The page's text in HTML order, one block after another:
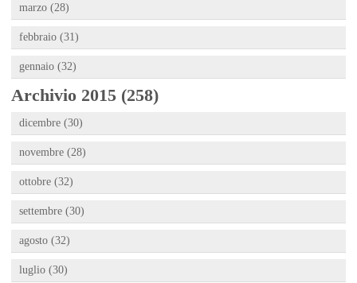
marzo (28)
febbraio (31)
gennaio (32)
Archivio 2015 (258)
dicembre (30)
novembre (28)
ottobre (32)
settembre (30)
agosto (32)
luglio (30)